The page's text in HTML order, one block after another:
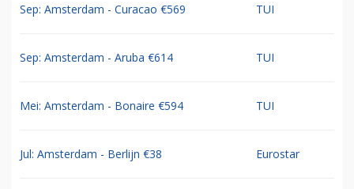
Sep: Amsterdam - Curacao €569 TUI
Sep: Amsterdam - Aruba €614 TUI
Mei: Amsterdam - Bonaire €594 TUI
Jul: Amsterdam - Berlijn €38 Eurostar